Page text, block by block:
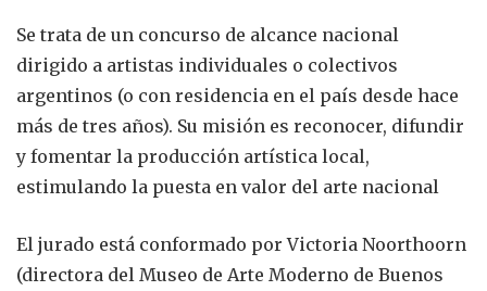
Se trata de un concurso de alcance nacional
dirigido a artistas individuales o colectivos
argentinos (o con residencia en el país desde hace
más de tres años). Su misión es reconocer, difundir
y fomentar la producción artística local,
estimulando la puesta en valor del arte nacional
El jurado está conformado por Victoria Noorthoorn
(directora del Museo de Arte Moderno de Buenos